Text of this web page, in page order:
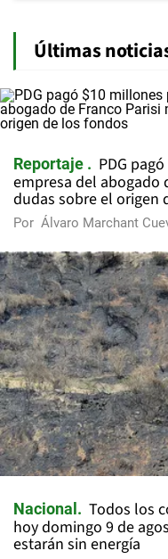
Últimas
Reportaje
PDG
empresa del abogado
dudas sobre el origen
Por Álvaro Marchant
Nacional
Todos los
hoy domingo 9 de
estarán sin energía